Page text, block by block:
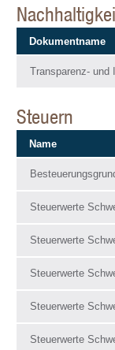
Dokumentname
Transparenz- und
Steuern
Name
Steuerwerte
Steuerwerte
Steuerwerte
Steuerwerte
Steuerwerte